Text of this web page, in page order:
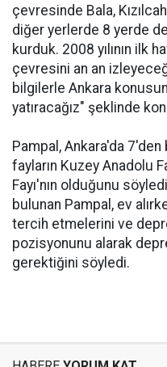
çevresinde Bala,
diğer yerlerde 8 yerde
kurduk. 2008 yılının ilk
çevresini an an
bilgilerle Ankara
yatıracağız" şeklinde
Pampal, Ankara'da
fayların Kuzey Anadolu
Fayı'nın olduğunu
bulunan Pampal, ev
tercih etmelerini ve
pozisyonunu alarak
gerektiğini söyledi.